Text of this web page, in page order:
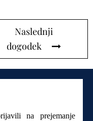
Naslednji
dogodek
na prejemanje